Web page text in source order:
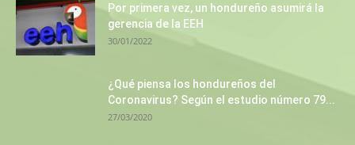
Por primera vez, un hondureño asumirá la
gerencia de la EEH
30/01/2022
¿Qué piensa los hondureños del
Coronavirus? Según el estudio número 79...
27/03/2020